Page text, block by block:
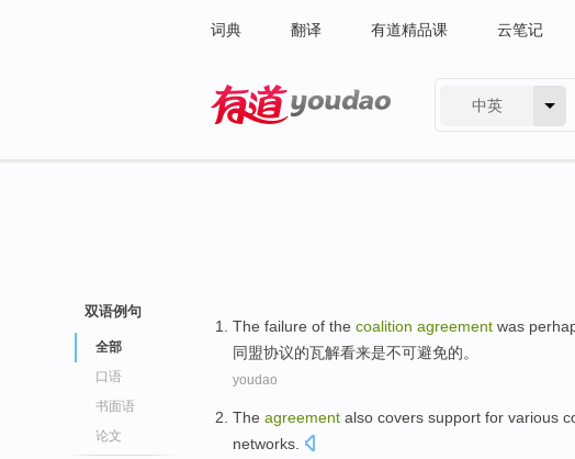
词典 翻译 有道精品课 云笔记
中英
双语例句
全部
口语
书面语
论文
The failure of the coalition agreement was
同盟协议的瓦解看来是不可避免的。
youdao
The agreement also covers support for various
networks